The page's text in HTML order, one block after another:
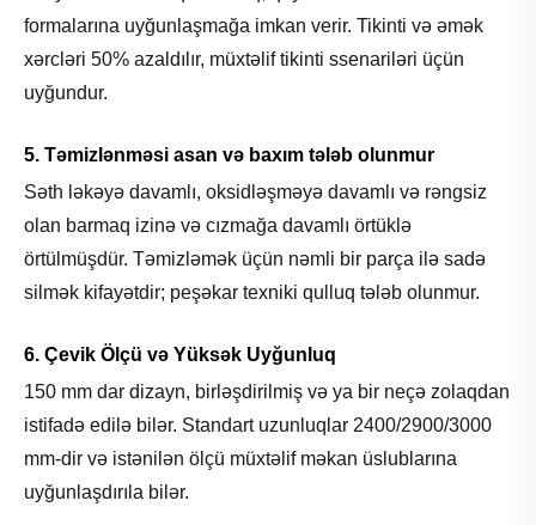
formalarına uyğunlaşmağa imkan verir. Tikinti və əmək
xərcləri 50% azaldılır, müxtəlif tikinti ssenariləri üçün
uyğundur.
5. Təmizlənməsi asan və baxım tələb olunmur
Səth ləkəyə davamlı, oksidləşməyə davamlı və rəngsiz
olan barmaq izinə və cızmağa davamlı örtüklə
örtülmüşdür. Təmizləmək üçün nəmli bir parça ilə sadə
silmək kifayətdir; peşəkar texniki qulluq tələb olunmur.
6. Çevik Ölçü və Yüksək Uyğunluq
150 mm dar dizayn, birləşdirilmiş və ya bir neçə zolaqdan
istifadə edilə bilər. Standart uzunluqlar 2400/2900/3000
mm-dir və istənilən ölçü müxtəlif məkan üslublarına
uyğunlaşdırıla bilər.